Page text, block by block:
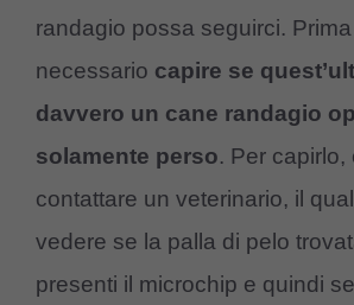
randagio possa seguirci.
necessario capire se
davvero un cane randagio
solamente perso. Per
contattare un veterinario, il
vedere se la palla di pelo
presenti il microchip e quindi